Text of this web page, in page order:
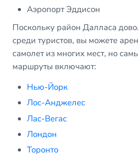
Аэропорт Эддисон
Поскольку район Далласа
среди туристов, вы можете
самолет из многих мест, но
маршруты включают:
Нью-Йорк
Лос-Анджелес
Лас-Вегас
Лондон
Торонто